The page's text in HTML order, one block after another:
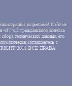
запрещено! Сайт не
ч.2 гражданского кодекса
технических данных его
соглашаетесь с
2018 ВСЕ ПРАВА